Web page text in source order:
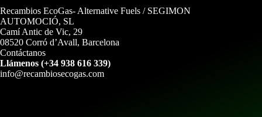
Recambios EcoGas- Alternative Fuels / SEGIMON
AUTOMOCIÓ, SL
Camí Antic de Vic, 29
08520 Corró d’Avall, Barcelona
Contáctanos
Llámenos (+34 938 616 339)
info@recambiosecogas.com